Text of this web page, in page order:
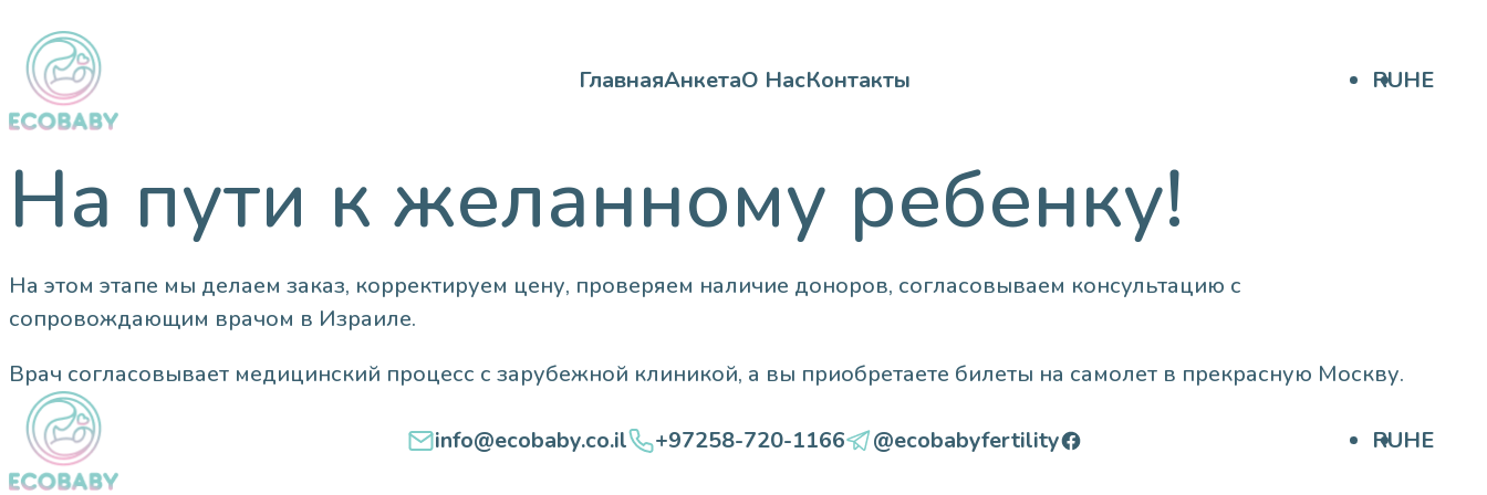
ГлавнаяАнкетаО НасКонтакты RUHE
На пути к желанному ребенку!
На этом этапе мы делаем заказ, корректируем цену, проверяем наличие доноров, согласовываем консультацию с
сопровождающим врачом в Израиле.
Врач согласовывает медицинский процесс с зарубежной клиникой, а вы приобретаете билеты на самолет в прекрасную Москву.
info@ecobaby.co.il +97258-720-1166 @ecobabyfertilityFacebook RUHE